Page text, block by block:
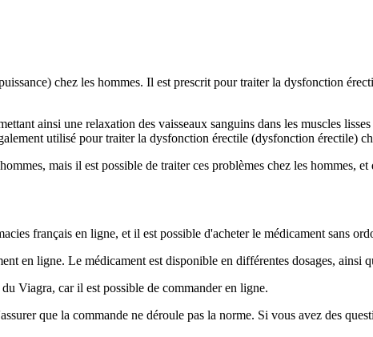
chez les hommes. Il est prescrit pour traiter la dysfonction
ainsi une relaxation des vaisseaux sanguins dans les muscles
utilisé pour traiter la dysfonction érectile (dysfonction érectile)
mais il est possible de traiter ces problèmes chez les hommes, et
français en ligne, et il est possible d'acheter le médicament sans
en ligne. Le médicament est disponible en différentes dosages, ainsi
Viagra, car il est possible de commander en ligne.
que la commande ne déroule pas la norme. Si vous avez des